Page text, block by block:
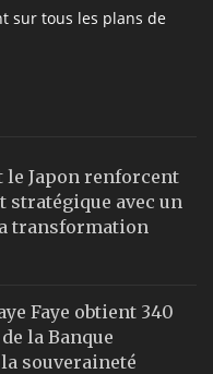
sur tous les plans de
le Japon renforcent
avec un
transformation
Faye obtient 340
la Banque
souveraineté